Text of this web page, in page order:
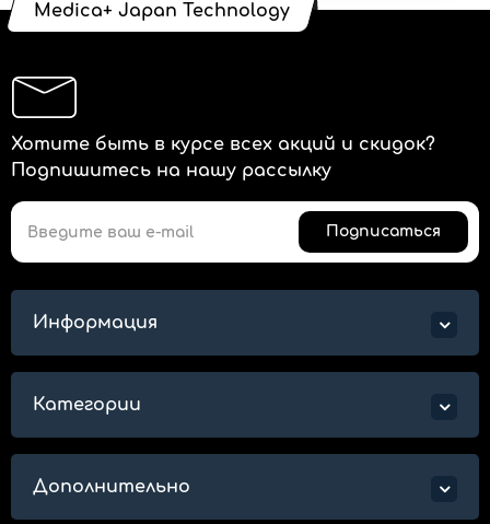
Medica+ Japan Technology
Хотите быть в курсе всех акций и скидок?
Подпишитесь на нашу рассылку
Подписаться
Информация
Категории
Дополнительно